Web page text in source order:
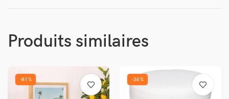
Produits similaires
-81% -36%